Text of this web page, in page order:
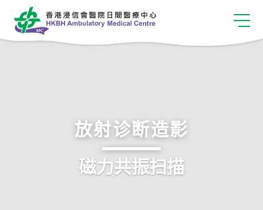
放射诊断造影
磁力共振扫描